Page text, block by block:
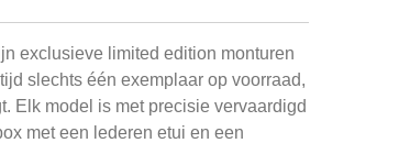
exclusieve limited edition monturen
slechts één exemplaar op voorraad,
Elk model is met precisie vervaardigd
met een lederen etui en een